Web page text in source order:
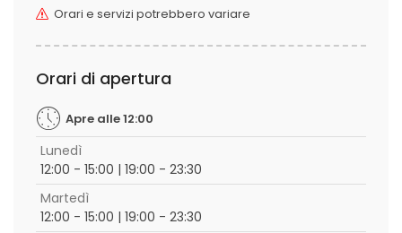
Orari e servizi potrebbero variare
Orari di apertura
Apre alle 12:00
Lunedì
12:00 - 15:00 | 19:00 - 23:30
Martedì
12:00 - 15:00 | 19:00 - 23:30